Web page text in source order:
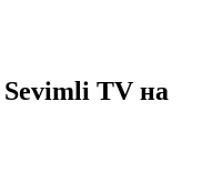
Sevimli TV на